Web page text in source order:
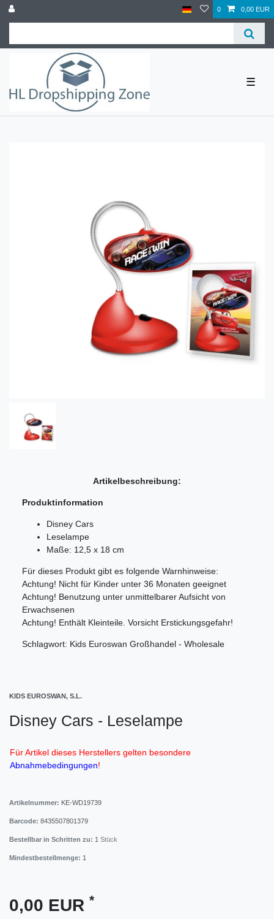
0 0,00 EUR
☰
Artikelbeschreibung:
Produktinformation
Disney Cars
Leselampe
Maße: 12,5 x 18 cm
Für dieses Produkt gibt es folgende Warnhinweise:
Achtung! Nicht für Kinder unter 36 Monaten geeignet
Achtung! Benutzung unter unmittelbarer Aufsicht von
Erwachsenen
Achtung! Enthält Kleinteile. Vorsicht Erstickungsgefahr!
Schlagwort: Kids Euroswan Großhandel - Wholesale
KIDS EUROSWAN, S.L.
Disney Cars - Leselampe
Für Artikel dieses Herstellers gelten besondere
Abnahmebedingungen!
Artikelnummer: KE-WD19739
Barcode: 8435507801379
Bestellbar in Schritten zu: 1 Stück
Mindestbestellmenge: 1
0,00 EUR *